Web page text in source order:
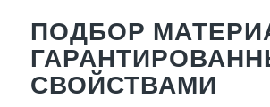
ПОДБОР
СВОЙСТВАМИ